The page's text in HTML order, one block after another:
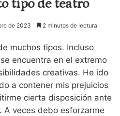
tipo de teatro
de 2023 2 minutos de lectura
muchos tipos. Incluso
encuentra en el extremo
creativas. He ido
a contener mis prejuicios
cierta disposición ante
A veces debo esforzarme